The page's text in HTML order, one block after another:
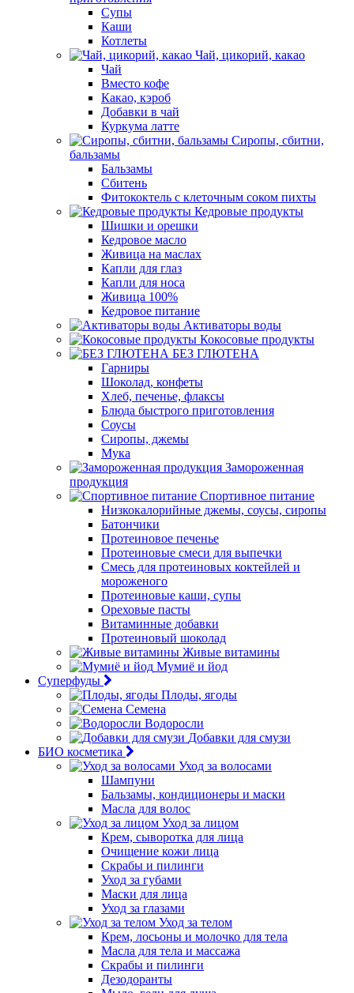
Супы
Каши
Котлеты
Чай, цикорий, какао
Чай
Вместо кофе
Какао, кэроб
Добавки в чай
Куркума латте
Сиропы, сбитни,
бальзамы
Бальзамы
Сбитень
Фитококтель с клеточным соком пихты
Кедровые продукты
Шишки и орешки
Кедровое масло
Живица на маслах
Капли для глаз
Капли для носа
Живица 100%
Кедровое питание
Активаторы воды
Кокосовые продукты
БЕЗ ГЛЮТЕНА
Гарниры
Шоколад, конфеты
Хлеб, печенье, флаксы
Блюда быстрого приготовления
Соусы
Сиропы, джемы
Мука
Замороженная
продукция
Спортивное питание
Низкокалорийные джемы, соусы, сиропы
Батончики
Протеиновое печенье
Протеиновые смеси для выпечки
Смесь для протеиновых коктейлей и
мороженого
Протеиновые каши, супы
Ореховые пасты
Витаминные добавки
Протеиновый шоколад
Живые витамины
Мумиё и йод
Суперфуды
Плоды, ягоды
Семена
Водоросли
Добавки для смузи
БИО косметика
Уход за волосами
Шампуни
Бальзамы, кондиционеры и маски
Масла для волос
Уход за лицом
Крем, сыворотка для лица
Очищение кожи лица
Скрабы и пилинги
Уход за губами
Маски для лица
Уход за глазами
Уход за телом
Крем, лосьоны и молочко для тела
Масла для тела и массажа
Скрабы и пилинги
Дезодоранты